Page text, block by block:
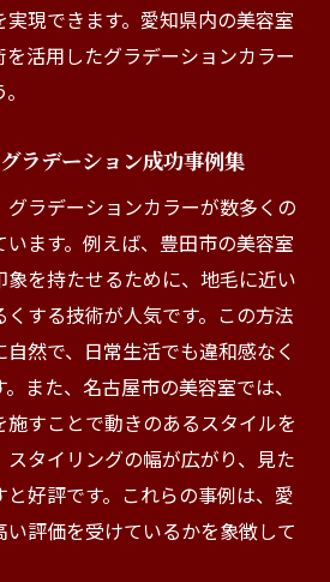
現できます。愛知県内の美容室
活用したグラデーションカラー
ラデーション成功事例集
ラデーションカラーが数多くの
ます。例えば、豊田市の美容室
を持たせるために、地毛に近い
する技術が人気です。この方法
然で、日常生活でも違和感なく
また、名古屋市の美容室では、
すことで動きのあるスタイルを
タイリングの幅が広がり、見た
好評です。これらの事例は、愛
評価を受けているかを象徴して